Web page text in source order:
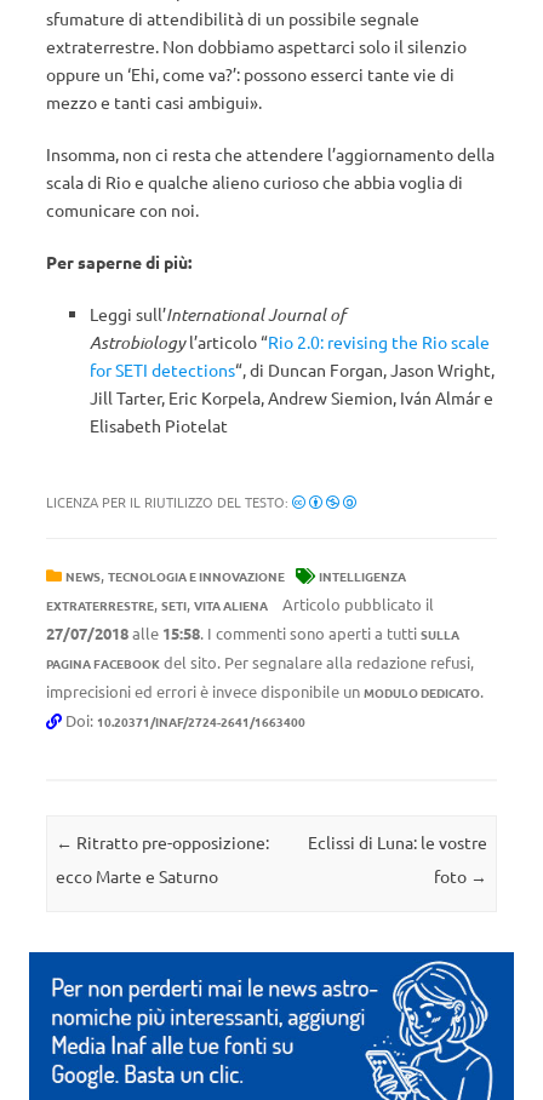
sfumature di attendibilità di un possibile segnale
extraterrestre. Non dobbiamo aspettarci solo il silenzio
oppure un ‘Ehi, come va?’: possono esserci tante vie di
mezzo e tanti casi ambigui».
Insomma, non ci resta che attendere l’aggiornamento della
scala di Rio e qualche alieno curioso che abbia voglia di
comunicare con noi.
Per saperne di più:
Leggi sull’International Journal of
Astrobiology l’articolo “Rio 2.0: revising the Rio scale
for SETI detections“, di Duncan Forgan, Jason Wright,
Jill Tarter, Eric Korpela, Andrew Siemion, Iván Almár e
Elisabeth Piotelat
LICENZA PER IL RIUTILIZZO DEL TESTO:
NEWS, TECNOLOGIA E INNOVAZIONE
INTELLIGENZA
EXTRATERRESTRE, SETI, VITA ALIENA
Articolo pubblicato il
27/07/2018alle 15:58. I commenti sono aperti a tutti SULLA
PAGINA FACEBOOK del sito. Per segnalare alla redazione refusi,
imprecisioni ed errori è invece disponibile un MODULO DEDICATO.
Doi: 10.20371/INAF/2724-2641/1663400
Navigazione articolo
← Ritratto pre-opposizione:
ecco Marte e Saturno
Eclissi di Luna: le vostre
foto →